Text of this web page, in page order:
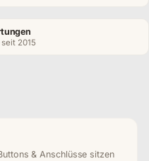
seit 2015
& Anschlüsse sitzen